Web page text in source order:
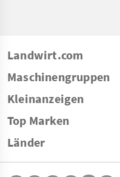
Landwirt.com
Maschinengruppen
Kleinanzeigen
Top Marken
Länder